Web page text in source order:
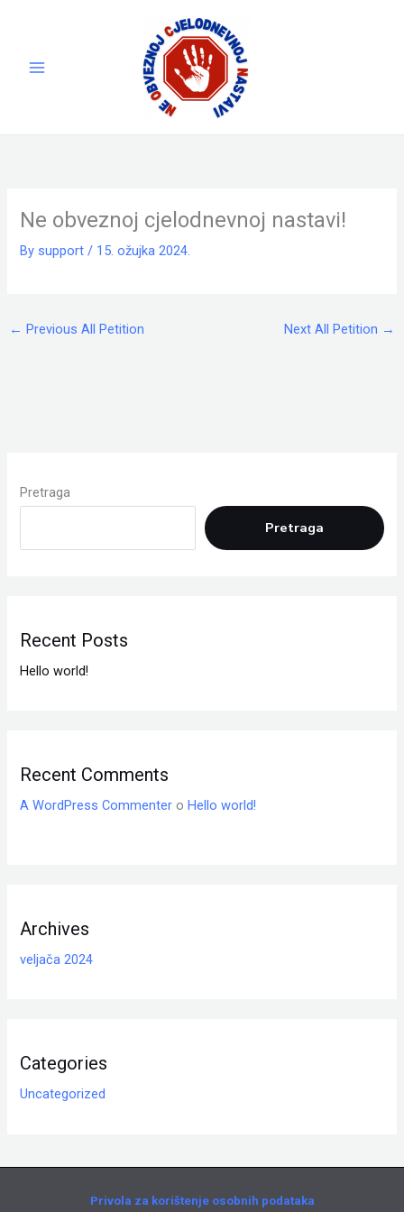
Ne obveznoj cjelodnevnoj nastavi!
By support/ 15. ožujka 2024.
← Previous All Petition Next All Petition →
Pretraga
Pretraga
Recent Posts
Hello world!
Recent Comments
A WordPress Commenter oHello world!
Archives
veljača 2024
Categories
Uncategorized
Privola za korištenje osobnih podataka